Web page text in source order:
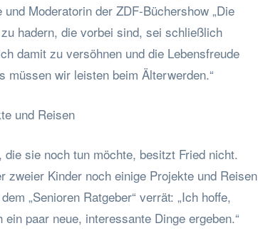
und Moderatorin der ZDF-Büchershow „Die
hadern, die vorbei sind, sei schließlich
damit zu versöhnen und die Lebensfreude
müssen wir leisten beim Älterwerden.“
und Reisen
die sie noch tun möchte, besitzt Fried nicht.
zweier Kinder noch einige Projekte und Reisen
„Senioren Ratgeber“ verrät: „Ich hoffe,
paar neue, interessante Dinge ergeben.“